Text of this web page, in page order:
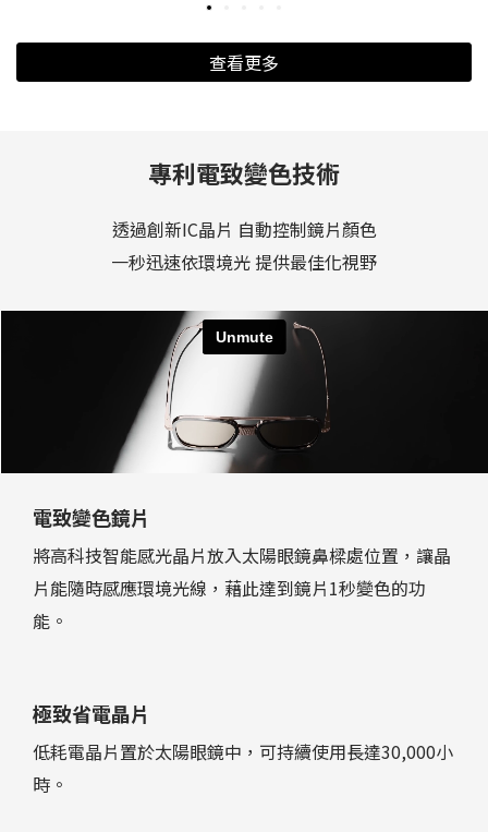
查看更多
專利電致變色技術
透過創新IC晶片 自動控制鏡片顏色
一秒迅速依環境光 提供最佳化視野
電致變色鏡片
將高科技智能感光晶片放入太陽眼鏡鼻樑處位置，讓晶
片能隨時感應環境光線，藉此達到鏡片1秒變色的功
能。
極致省電晶片
低耗電晶片置於太陽眼鏡中，可持續使用長達30,000小
時。